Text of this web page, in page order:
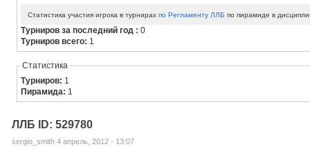
Статистика участия игрока в турнирахпо Регламенту ЛЛБ по пирамиде в
Турниров за последний год :0
Турниров всего: 1
Статистика
Турниров: 1
Пирамида: 1
ЛЛБ ID: 529780
sergio_smith 4 апрель, 2012 - 13:07